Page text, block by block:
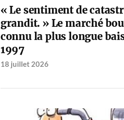
« Le sentiment de
grandit. » Le marché
connu la plus longue
1997
18 juillet 2026